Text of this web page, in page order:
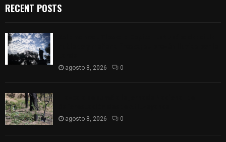
RECENT POSTS
agosto 8, 2026 0
agosto 8, 2026 0